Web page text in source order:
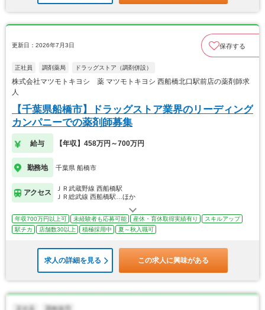
更新日：2026年7月3日 保存する
正社員 調剤薬局 ドラッグストア（調剤併設）
株式会社マツモトキヨシ 薬 マツモトキヨシ 西船橋北口駅前店の薬剤師求
人
【千葉県船橋市】ドラッグストア業界のリーディング
カンパニーでの薬剤師募集
給与 【年収】458万円～700万円
勤務地 千葉県 船橋市
アクセス
ＪＲ武蔵野線 西船橋駅
ＪＲ総武線 西船橋駅…ほか
年収700万円以上可 未経験者も応募可能 産休・育休取得実績有り
スキルアップ
駅チカ
店舗数30以上 積極採用中 夏～秋入職可
求人の詳細を見る この求人に興味がある